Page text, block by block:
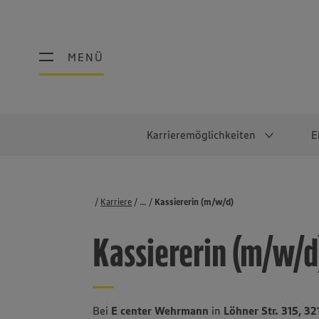
MENÜ
MENÜ
Karrieremöglichkeiten
Schülerpraktikum
Faires Gehalt
Diversität Lager & Logistik
Karriere Stellenbörse
Kassiererin (m/w/d)
...
Kassiererin (m/w/
Bei E center Wehrmann in Löhner Str. 315,